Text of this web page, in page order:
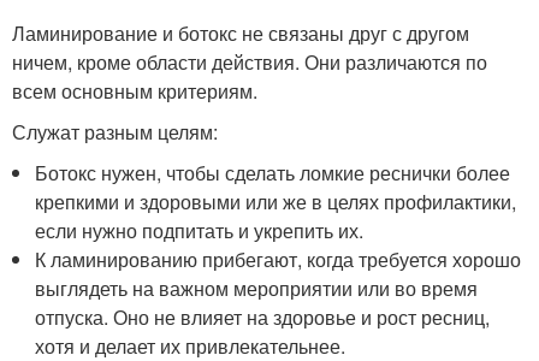
Ламинирование и ботокс не связаны друг с другом
ничем, кроме области действия. Они различаются по
всем основным критериям.
Служат разным целям:
Ботокс нужен, чтобы сделать ломкие реснички более
крепкими и здоровыми или же в целях профилактики,
если нужно подпитать и укрепить их.
К ламинированию прибегают, когда требуется хорошо
выглядеть на важном мероприятии или во время
отпуска. Оно не влияет на здоровье и рост ресниц,
хотя и делает их привлекательнее.